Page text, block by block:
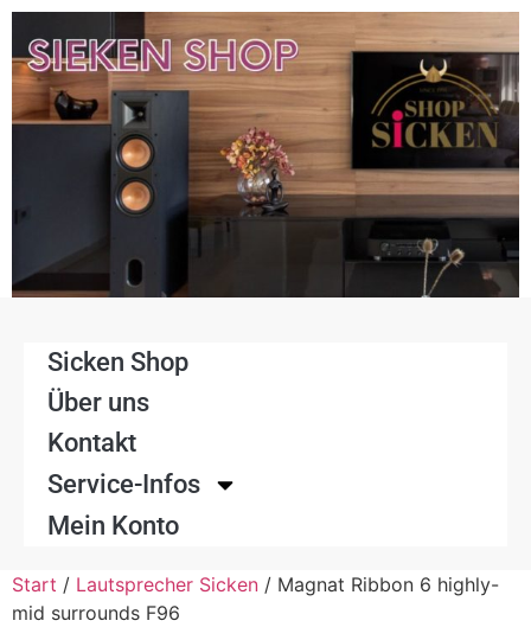
Sicken Shop
Über uns
Kontakt
Service-Infos
Mein Konto
Start / Lautsprecher Sicken / Magnat Ribbon 6 highly-
mid surrounds F96